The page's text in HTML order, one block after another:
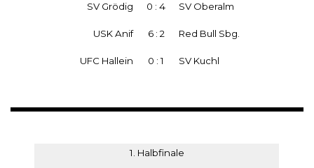
SV Grödig 0 : 4 SV Oberalm
USK Anif 6 : 2 Red Bull Sbg.
UFC Hallein 0 : 1 SV Kuchl
1. Halbfinale